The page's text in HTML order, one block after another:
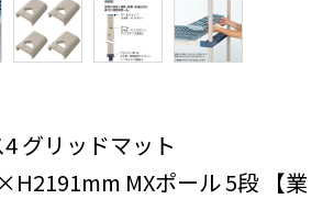
グリッドマット
MXポール 5段 【業